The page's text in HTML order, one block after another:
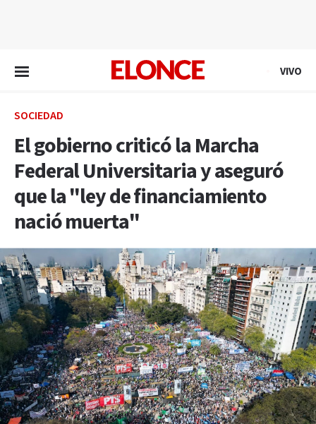
VIVO
SOCIEDAD
El gobierno criticó la Marcha
Federal Universitaria y aseguró
que la "ley de financiamiento
nació muerta"